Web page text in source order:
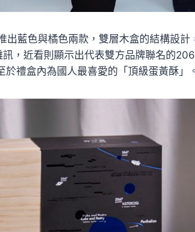
出藍色與橘色兩款，雙層木盒的結構設
，近看則顯示出代表雙方品牌聯名的
禮盒內為國人最喜愛的「頂級蛋黃酥」。